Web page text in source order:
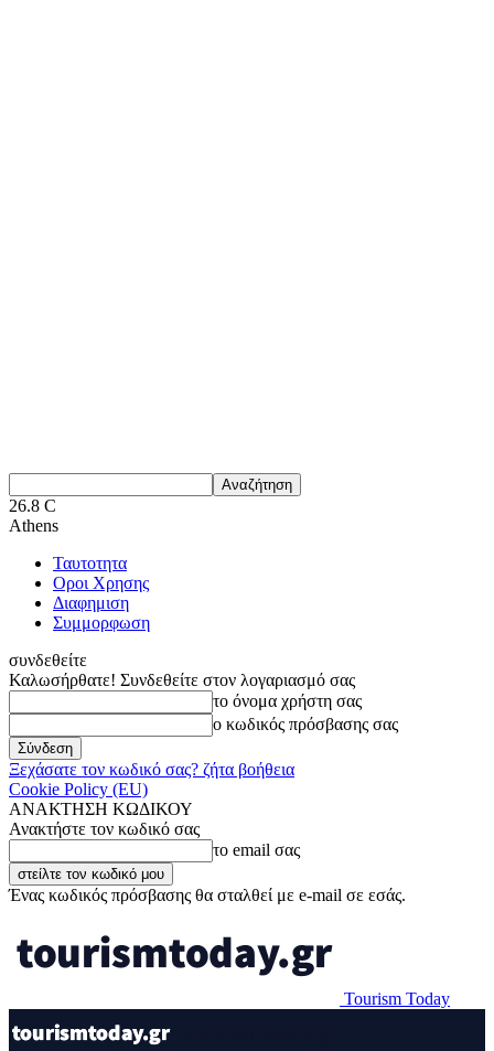
26.8 C
Athens
Ταυτοτητα
Οροι Χρησης
Διαφημιση
Συμμορφωση
συνδεθείτε
Καλωσήρθατε! Συνδεθείτε στον λογαριασμό σας
το όνομα χρήστη σας
ο κωδικός πρόσβασης σας
Ξεχάσατε τον κωδικό σας? ζήτα βοήθεια
Cookie Policy (EU)
ΑΝΑΚΤΗΣΗ ΚΩΔΙΚΟΥ
Ανακτήστε τον κωδικό σας
το email σας
Ένας κωδικός πρόσβασης θα σταλθεί με e-mail σε εσάς.
Tourism Today